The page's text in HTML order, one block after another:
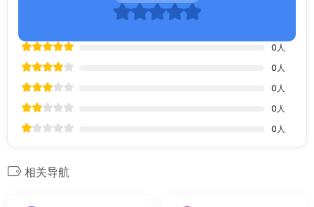
0 人
0 人
0 人
0 人
0 人
相关导航